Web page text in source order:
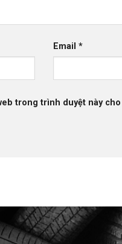
Email*
trong trình duyệt này